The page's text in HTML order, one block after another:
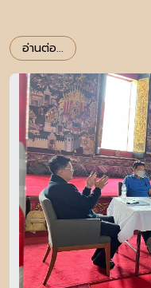
อ่านต่อ...